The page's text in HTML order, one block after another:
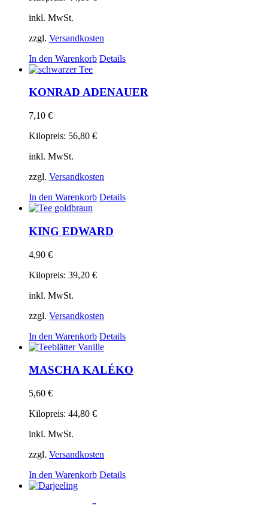
inkl. MwSt.
zzgl. Versandkosten
In den Warenkorb Details
KONRAD ADENAUER
7,10 €
Kilopreis: 56,80 €
inkl. MwSt.
zzgl. Versandkosten
In den Warenkorb Details
KING EDWARD
4,90 €
Kilopreis: 39,20 €
inkl. MwSt.
zzgl. Versandkosten
In den Warenkorb Details
MASCHA KALÉKO
5,60 €
Kilopreis: 44,80 €
inkl. MwSt.
zzgl. Versandkosten
In den Warenkorb Details